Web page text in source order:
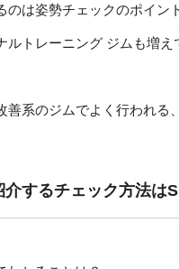
のは姿勢チェックのポイン
ルトレーニング ジムも増
善系のジムでよく行われる
介するチェック方法は